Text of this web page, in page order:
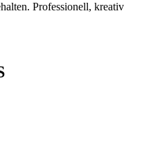
Professionell, kreativ